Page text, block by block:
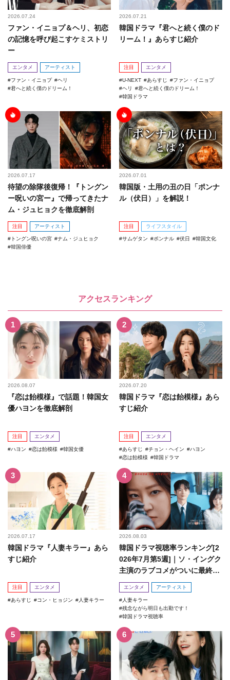
2026.07.24
ファン・イニョプ＆ヘリ、初恋
の記憶を呼び起こすケミストリ
ー
エンタメ アーティスト
ファン・イニョプ
ヘリ
君へと続く僕のドリーム！
2026.07.21
韓国ドラマ『君へと続く僕のド
リーム！』あらすじ紹介
注目 エンタメ
U-NEXT あらすじ
ファン・イニョプ
ヘリ
君へと続く僕のドリーム！
韓国ドラマ
2026.07.17
待望の除隊後復帰！『トングン
ー呪いの宮ー』で帰ってきたナ
ム・ジュヒョクを徹底解剖
注目 アーティスト
トングン呪いの宮
ナム・ジュヒョク
韓国俳優
2026.07.01
韓国版・土用の丑の日「ポンナ
ル（伏日）」を解説！
注目 ライフスタイル
サムゲタン ポンナル 伏日 韓国文化
アクセスランキング
2026.08.07
『恋は飴模様』で話題！韓国女
優ハヨンを徹底解剖
注目 エンタメ
ハヨン 恋は飴模様 韓国女優
2026.07.20
韓国ドラマ『恋は飴模様』あら
すじ紹介
注目 エンタメ
あらすじ チョン・ヘイン
ハヨン
恋は飴模様
韓国ドラマ
2026.07.17
韓国ドラマ『人妻キラー』あら
すじ紹介
注目 エンタメ
あらすじ コン・ヒョジン 人妻キラー
2026.08.03
韓国ドラマ視聴率ランキング[2
026年7月第5週]｜ソ・イングク
主演のラブコメがついに最終
回！
エンタメ アーティスト
人妻キラー
残念ながら明日も出勤です！
韓国ドラマ視聴率